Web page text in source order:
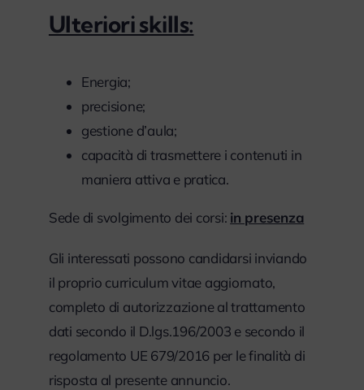
Ulteriori skills:
Energia;
precisione;
gestione d’aula;
capacità di trasmettere i contenuti in
maniera attiva e pratica.
Sede di svolgimento dei corsi: in presenza
Gli interessati possono candidarsi inviando
il proprio curriculum vitae aggiornato,
completo di autorizzazione al trattamento
dati secondo il D.lgs.196/2003 e secondo il
regolamento UE 679/2016 per le finalità di
risposta al presente annuncio.